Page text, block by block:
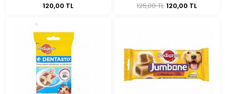
120,00 TL 125,00 TL 120,00 TL